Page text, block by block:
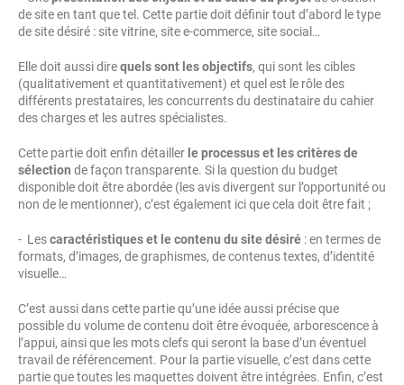
de site en tant que tel. Cette partie doit définir tout d’abord le type
de site désiré : site vitrine, site e-commerce, site social…
Elle doit aussi direquels sont les objectifs, qui sont les cibles
(qualitativement et quantitativement) et quel est le rôle des
différents prestataires, les concurrents du destinataire du cahier
des charges et les autres spécialistes.
Cette partie doit enfin détailler le processus et les critères de
sélection de façon transparente. Si la question du budget
disponible doit être abordée (les avis divergent sur l’opportunité ou
non de le mentionner), c’est également ici que cela doit être fait ;
- Lescaractéristiques et le contenu du site désiré : en termes de
formats, d’images, de graphismes, de contenus textes, d’identité
visuelle…
C’est aussi dans cette partie qu’une idée aussi précise que
possible du volume de contenu doit être évoquée, arborescence à
l’appui, ainsi que les mots clefs qui seront la base d’un éventuel
travail de référencement. Pour la partie visuelle, c’est dans cette
partie que toutes les maquettes doivent être intégrées. Enfin, c’est